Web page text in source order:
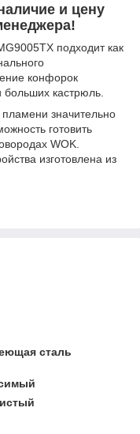
и цену
подходит как
конфорок
больших кастрюль.
значительно
готовить
WOK.
изготовлена из
сталь